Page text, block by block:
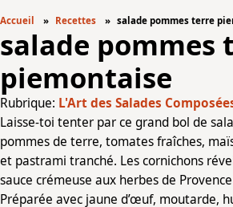
Accueil Recettes salade pommes terre
salade pommes
piemontaise
Rubrique: L'Art des Salades
Laisse-toi tenter par ce grand bol de
pommes de terre, tomates fraîches,
et pastrami tranché. Les cornichons
sauce crémeuse aux herbes de
Préparée avec jaune d’œuf, moutarde,